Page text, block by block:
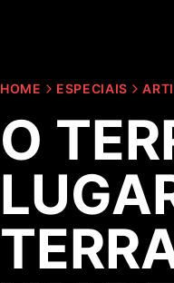
HOME ESPECIAIS
O